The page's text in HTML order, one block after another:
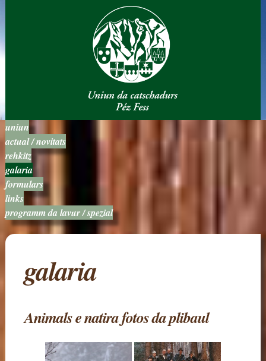
uniun
actual / novitats
rehkitz
galaria
formulars
links
programm da lavur / spezial
galaria
Animals e natira fotos da plibaul